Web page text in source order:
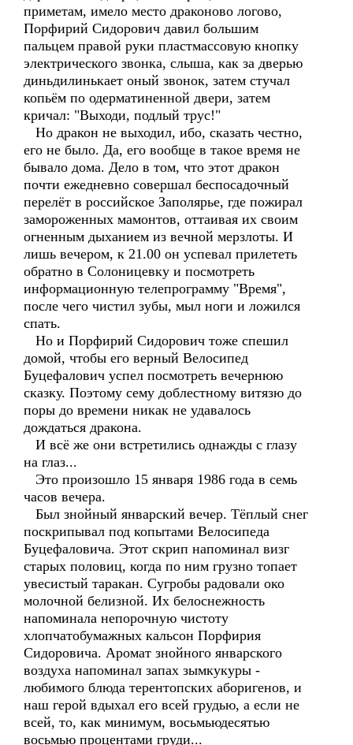
приметам, имело место драконово логово,
Порфирий Сидорович давил большим
пальцем правой руки пластмассовую кнопку
электрического звонка, слыша, как за дверью
диньдилинькает оный звонок, затем стучал
копьём по одерматиненной двери, затем
кричал: "Выходи, подлый трус!"
Но дракон не выходил, ибо, сказать честно,
его не было. Да, его вообще в такое время не
бывало дома. Дело в том, что этот дракон
почти ежедневно совершал беспосадочный
перелёт в российское Заполярье, где пожирал
замороженных мамонтов, оттаивая их своим
огненным дыханием из вечной мерзлоты. И
лишь вечером, к 21.00 он успевал прилететь
обратно в Солоницевку и посмотреть
информационную телепрограмму "Время",
после чего чистил зубы, мыл ноги и ложился
спать.
Но и Порфирий Сидорович тоже спешил
домой, чтобы его верный Велосипед
Буцефалович успел посмотреть вечернюю
сказку. Поэтому сему доблестному витязю до
поры до времени никак не удавалось
дождаться дракона.
И всё же они встретились однажды с глазу
на глаз...
Это произошло 15 января 1986 года в семь
часов вечера.
Был знойный январский вечер. Тёплый снег
поскрипывал под копытами Велосипеда
Буцефаловича. Этот скрип напоминал визг
старых половиц, когда по ним грузно топает
увесистый таракан. Сугробы радовали око
молочной белизной. Их белоснежность
напоминала непорочную чистоту
хлопчатобумажных кальсон Порфирия
Сидоровича. Аромат знойного январского
воздуха напоминал запах зымкукуры -
любимого блюда терентопских аборигенов, и
наш герой вдыхал его всей грудью, а если не
всей, то, как минимум, восьмьюдесятью
восьмью процентами груди...